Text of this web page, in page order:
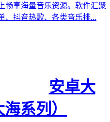
畅享海量音乐资源。软件汇聚
、抖音热歌、各类音乐排...
安卓大
系列）